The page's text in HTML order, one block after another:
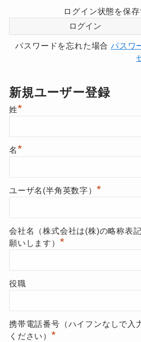
ログイン状態を保存
パスワードを忘れた場合パスワ
新規ユーザー登録
姓*
名*
ユーザ名(半角英数字） *
会社名（株式会社は(株)の略称表
願いします） *
役職
携帯電話番号（ハイフンなしで入
ください） *